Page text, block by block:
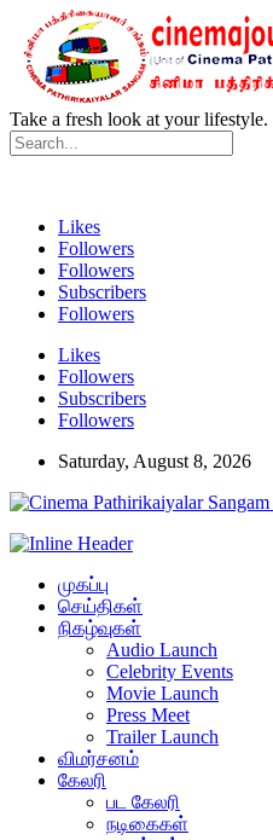
Take a fresh look at your lifestyle.
Likes
Followers
Followers
Subscribers
Followers
Likes
Followers
Subscribers
Followers
Saturday, August 8, 2026
முகப்பு
செய்திகள்
நிகழ்வுகள்
Audio Launch
Celebrity Events
Movie Launch
Press Meet
Trailer Launch
விமர்சனம்
கேலரி
பட கேலரி
நடிகைகள்